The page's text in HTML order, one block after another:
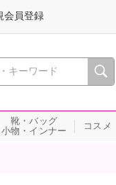
おどる、瞬間を。通販
会員登録
靴・バッグ
小物・インナー
コスメ